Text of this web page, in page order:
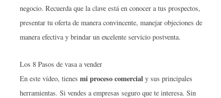
negocio. Recuerda que la clave está en conocer a tus prospectos,
presentar tu oferta de manera convincente, manejar objeciones de
manera efectiva y brindar un excelente servicio postventa.
Los 8 Pasos de vasa a vender
En este vídeo, tienes mi proceso comercial y sus principales
herramientas. Si vendes a empresas seguro que te interesa. Sin